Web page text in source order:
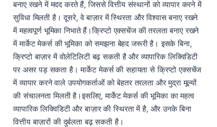
बनाए रखने में मदद करते हैं, जिससे वित्तीय संस्थानों को व्यापार करने में
सुविधा मिलती है। दूसरे, वे बाज़ार में स्थिरता और विश्वास बनाए रखने
में महत्वपूर्ण भूमिका निभाते हैं।क्रिप्टो एक्सचेंज की तरलता बनाए रखने
में मार्केट मेकर्स की भूमिका को समझना बेहद जरूरी है। इसके बिना,
क्रिप्टो बाज़ार में वोलेटिलिटी बढ़ सकती है और व्यापारिक लिक्विडिटी
पर असर पड़ सकता है। मार्केट मेकर्स की सहायता से क्रिप्टो एक्सचेंज
में व्यापार करने वाले उपयोगकर्ताओं को बेहतर तरलता और मुद्रा मूल्यों
की संचालनता मिलती है।इसलिए, मार्केट मेकर्स की भूमिका का महत्व
व्यापारिक लिक्विडिटी और बाज़ार की स्थिरता में है, और उनके बिना
वित्तीय बाज़ारों की दुर्बलता बढ़ सकती है।